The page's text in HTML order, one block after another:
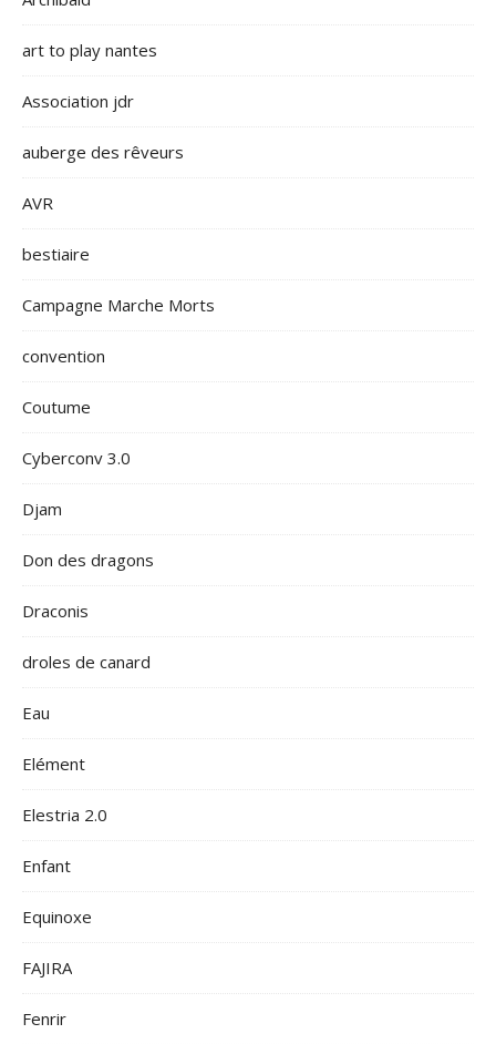
art to play nantes
Association jdr
auberge des rêveurs
AVR
bestiaire
Campagne Marche Morts
convention
Coutume
Cyberconv 3.0
Djam
Don des dragons
Draconis
droles de canard
Eau
Elément
Elestria 2.0
Enfant
Equinoxe
FAJIRA
Fenrir